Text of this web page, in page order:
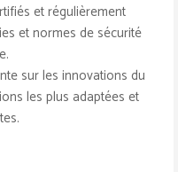
et régulièrement
et normes de sécurité
sur les innovations du
les plus adaptées et